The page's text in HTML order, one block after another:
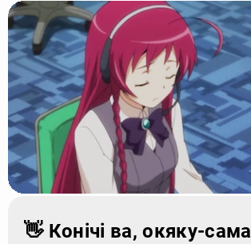
👋 Конічі ва, окяку-сама